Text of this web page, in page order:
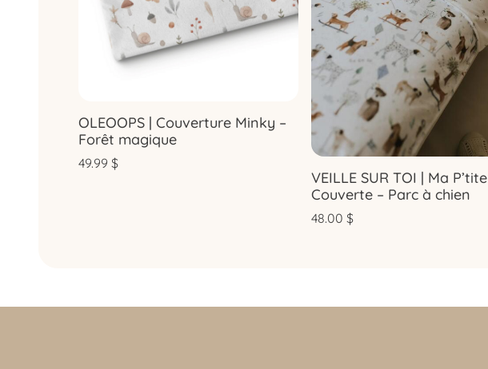
OLEOOPS | Couverture Minky –
Forêt magique
49.99 $
VEILLE SUR TOI | Ma P’tite
Couverte – Parc à chien
48.00 $